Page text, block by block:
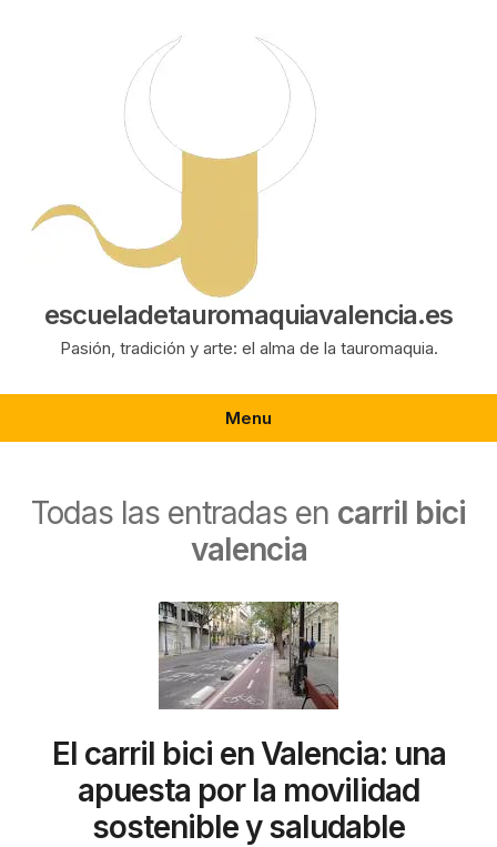
escueladetauromaquiavalencia.es
Pasión, tradición y arte: el alma de la tauromaquia.
Menu
Todas las entradas en carril bici
valencia
El carril bici en Valencia: una
apuesta por la movilidad
sostenible y saludable